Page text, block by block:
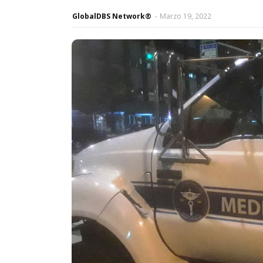
GlobalDBS Network® - Marzo 19, 2022